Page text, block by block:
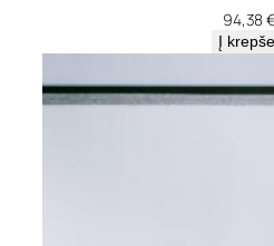
94,38
Į